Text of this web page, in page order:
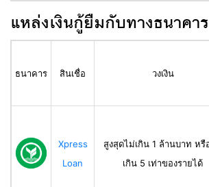
แหล่งเงินกู้ยืมกับทางธนาคาร
ธนาคาร สินเชื่อ วงเงิน
Xpress
Loan
สูงสุดไม่เกิน 1 ล้านบาท หรื
เกิน 5 เท่าของรายได้